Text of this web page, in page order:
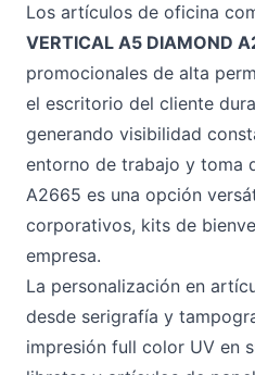
Los artículos de oficina
VERTICAL A5 DIAMOND
promocionales de alta
el escritorio del cliente
generando visibilidad
entorno de trabajo y toma
A2665 es una opción
corporativos, kits de
empresa.
La personalización en
desde serigrafía y
impresión full color UV en